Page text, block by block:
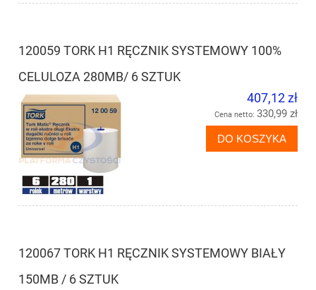
120059 TORK H1 RĘCZNIK SYSTEMOWY 100%
CELULOZA 280MB/ 6 SZTUK
407,12 zł
Cena netto: 330,99 zł
DO KOSZYKA
120067 TORK H1 RĘCZNIK SYSTEMOWY BIAŁY
150MB / 6 SZTUK